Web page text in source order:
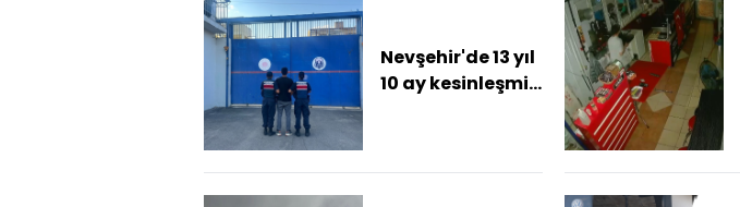
Nevşehir'de 13 yıl
10 ay kesinleşmiş